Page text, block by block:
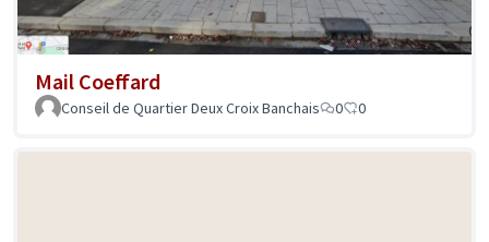
Mail Coeffard
Conseil de Quartier Deux Croix Banchais 0 0